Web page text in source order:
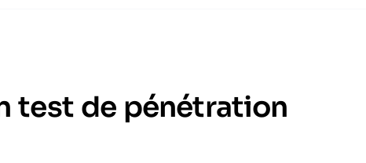
test de pénétration